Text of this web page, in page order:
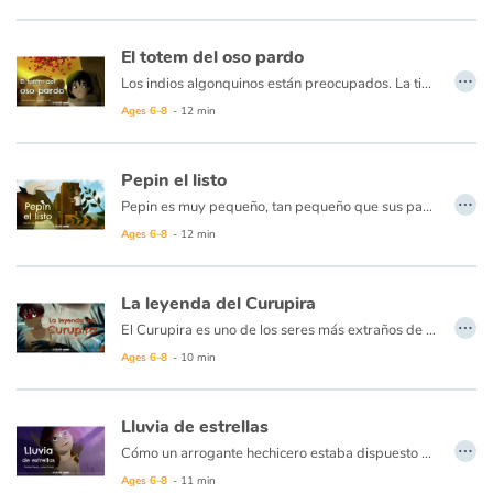
Catalogue anglais
Contraste +
Help
Family
Videos & Tutorials
El totem del oso pardo
Los indios algonquinos están preocupados. La tierra está tan profundamente dormida en la nieve del gran invierno que la primavera no llegará. La presa es escasa, la pesca es difícil en los lagos helados y las reservas de alimentos se reducen en las casas... ¿Qué hacer? Los ancianos dicen que deberíamos ir en busca de un oso legendario, el oso pardo más viejo del bosque. Dicen que su poder es tan grande que puede cambiar las estaciones ... El joven Isha Garra de oso se embarca en su rastro...
Ages 6-8 - 12 min
…
Pepin el listo
Pepin es muy pequeño, tan pequeño que sus padres tienen miedo de que algo le suceda si sale de casa. Pero, ¿cómo conocer su valor si nunca enfrenta ningún obstáculo? Entonces sus padres acuerdan dejarlo salir y él se va con un amiga mariquita... ¡El mundo es vasto y peligroso para una persona tan pequeña! pero con inteligencia y sentido común, Pepin logrará conseguir lo que quiere! ¡Incluso domar al gran toro salvaje!
Ages 6-8 - 12 min
…
La leyenda del Curupira
El Curupira es uno de los seres más extraños de la selva brasileña. Protector de la flora y la fauna, persigue y castiga a quienes destruyen la naturaleza. El joven Cuchui, quien duda de su existencia, decide ir a buscarlo...
Ages 6-8 - 10 min
…
Lluvia de estrellas
Cómo un arrogante hechicero estaba dispuesto a sacrificar su aldea para cumplir sus sueños de poder y provocó la desaparición de las estrellas sobre la llanura ... Gracias a los lazos de paz y coraje que unen a sus habitantes, la aldea tendrá que convencer a Lluvia de estrellas, la hija del Gran Espíritu, para que traiga de vuelta las estrellas al cielo nocturno.
Ages 6-8 - 11 min
…